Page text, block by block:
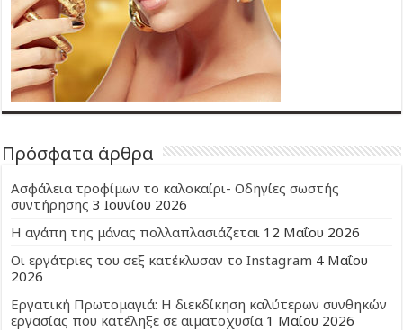
Πρόσφατα άρθρα
Ασφάλεια τροφίμων το καλοκαίρι- Οδηγίες σωστής
συντήρησης 3 Ιουνίου 2026
Η αγάπη της μάνας πολλαπλασιάζεται 12 Μαΐου 2026
Οι εργάτριες του σεξ κατέκλυσαν το Instagram 4 Μαΐου
2026
Εργατική Πρωτομαγιά: Η διεκδίκηση καλύτερων συνθηκών
εργασίας που κατέληξε σε αιματοχυσία 1 Μαΐου 2026